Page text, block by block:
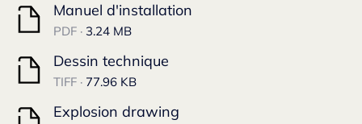
Manuel d'installation
PDF · 3.24 MB
Dessin technique
TIFF · 77.96 KB
Explosion drawing